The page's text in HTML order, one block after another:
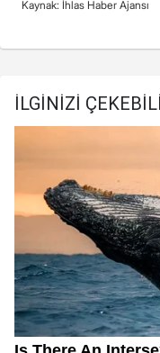
Kaynak: İhlas Haber Ajansı